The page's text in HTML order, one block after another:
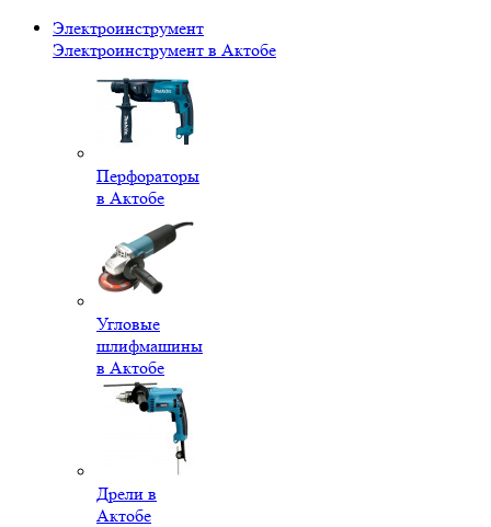
Электроинструмент
Электроинструмент в Актобе
Перфораторы
в Актобе
Угловые
шлифмашины
в Актобе
Дрели в
Актобе